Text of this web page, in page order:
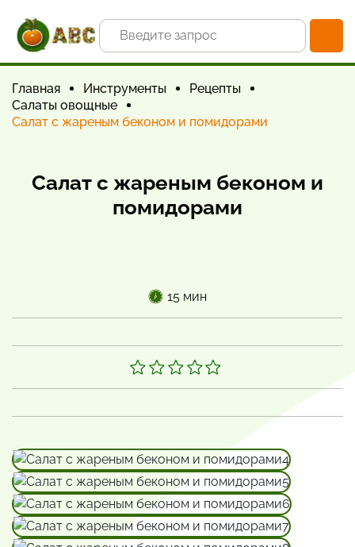
Главная Инструменты
Рецепты
Салаты овощные
Салат с жареным беконом и помидорами
Салат с жареным беконом и
помидорами
15 мин